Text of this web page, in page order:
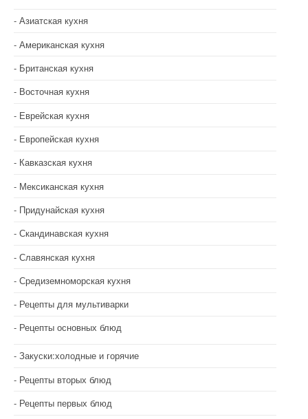
Азиатская кухня
Американская кухня
Британская кухня
Восточная кухня
Еврейская кухня
Европейская кухня
Кавказская кухня
Мексиканская кухня
Придунайская кухня
Скандинавская кухня
Славянская кухня
Средиземноморская кухня
Рецепты для мультиварки
Рецепты основных блюд
Закуски:холодные и горячие
Рецепты вторых блюд
Рецепты первых блюд